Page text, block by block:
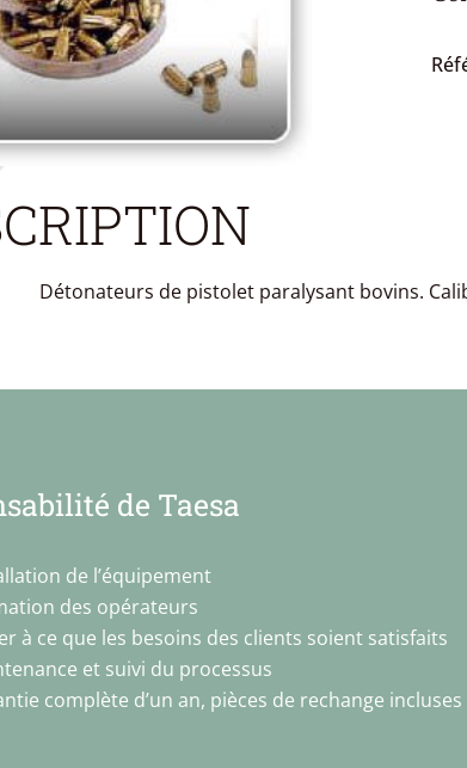
Détonateurs de pistolet paralysant bovins.
de Taesa
de l’équipement
des opérateurs
à ce que les besoins des clients soient satisfaits
et suivi du processus
complète d’un an, pièces de rechange incluses